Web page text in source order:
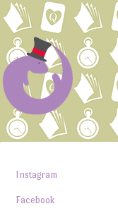
Instagram
Facebook